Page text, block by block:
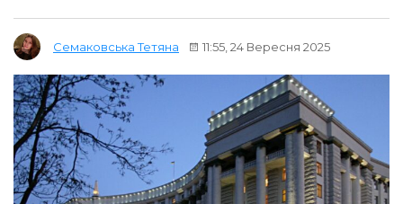
Семаковська Тетяна 11:55, 24 Вересня 2025